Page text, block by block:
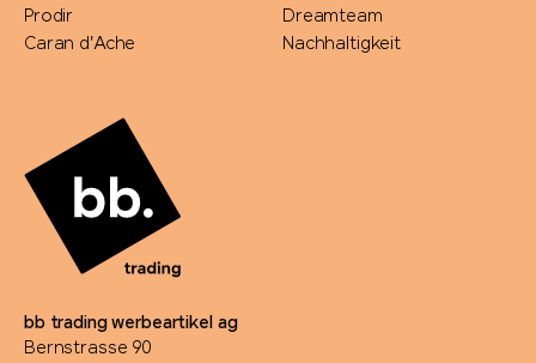
Prodir
Caran d'Ache
Dreamteam
Nachhaltigkeit
bb trading werbeartikel ag
Bernstrasse 90